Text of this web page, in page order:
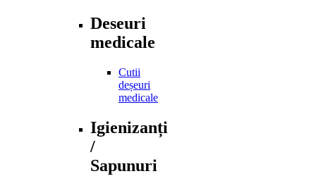
Deseuri
medicale
Cutii
deșeuri
medicale
Igienizanți
/
Sapunuri